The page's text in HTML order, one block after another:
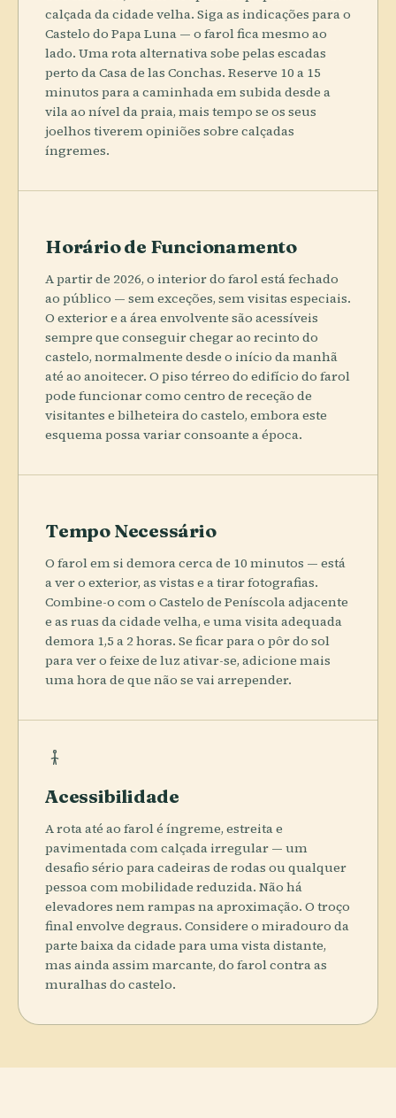
calçada da cidade velha. Siga as indicações para o
Castelo do Papa Luna — o farol fica mesmo ao
lado. Uma rota alternativa sobe pelas escadas
perto da Casa de las Conchas. Reserve 10 a 15
minutos para a caminhada em subida desde a
vila ao nível da praia, mais tempo se os seus
joelhos tiverem opiniões sobre calçadas
íngremes.
Horário de Funcionamento
A partir de 2026, o interior do farol está fechado
ao público — sem exceções, sem visitas especiais.
O exterior e a área envolvente são acessíveis
sempre que conseguir chegar ao recinto do
castelo, normalmente desde o início da manhã
até ao anoitecer. O piso térreo do edifício do farol
pode funcionar como centro de receção de
visitantes e bilheteira do castelo, embora este
esquema possa variar consoante a época.
Tempo Necessário
O farol em si demora cerca de 10 minutos — está
a ver o exterior, as vistas e a tirar fotografias.
Combine-o com o Castelo de Peníscola adjacente
e as ruas da cidade velha, e uma visita adequada
demora 1,5 a 2 horas. Se ficar para o pôr do sol
para ver o feixe de luz ativar-se, adicione mais
uma hora de que não se vai arrepender.
Acessibilidade
A rota até ao farol é íngreme, estreita e
pavimentada com calçada irregular — um
desafio sério para cadeiras de rodas ou qualquer
pessoa com mobilidade reduzida. Não há
elevadores nem rampas na aproximação. O troço
final envolve degraus. Considere o miradouro da
parte baixa da cidade para uma vista distante,
mas ainda assim marcante, do farol contra as
muralhas do castelo.